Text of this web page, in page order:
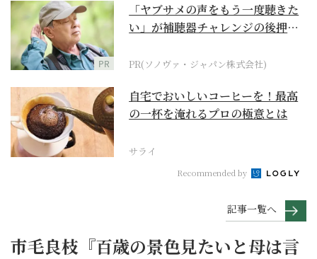
PR
「ヤブサメの声をもう一度聴きた
い」が補聴器チャレンジの後押し
PR(ソノヴァ・ジャパン株式会社)
自宅でおいしいコーヒーを！最高
の一杯を淹れるプロの極意とは
サライ
Recommended by
記事一覧へ
市毛良枝『百歳の景色見たいと母は言